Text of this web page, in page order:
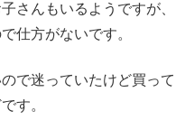
さんもいるようですが
仕方がないです。
で迷っていたけど買っ
す。